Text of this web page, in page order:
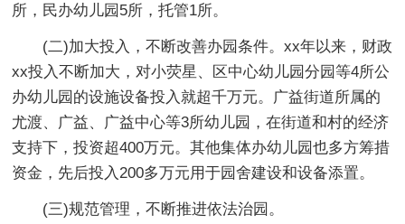
所，民办幼儿园5所，托管1所。
(二)加大投入，不断改善办园条件。xx年以来，财政
xx投入不断加大，对小荧星、区中心幼儿园分园等4所公
办幼儿园的设施设备投入就超千万元。广益街道所属的
尤渡、广益、广益中心等3所幼儿园，在街道和村的经济
支持下，投资超400万元。其他集体办幼儿园也多方筹措
资金，先后投入200多万元用于园舍建设和设备添置。
(三)规范管理，不断推进依法治园。